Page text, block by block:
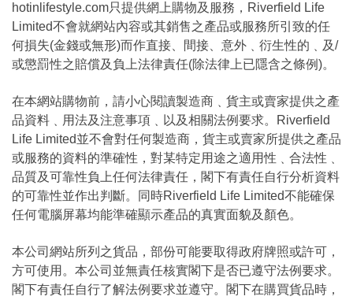
hotinlifestyle.com只提供網上購物及服務，Riverfield Life
Limited不會就網站內容或其銷售之產品或服務所引致的任
何損失(金錢或無形)而作直接、間接、意外﹑衍生性的﹑及/
或懲罰性之賠償及負上法律責任(除法律上已隱含之條例)。
在本網站購物前，請小心閱讀製造商﹑貨主或賣家提供之產
品資料﹑用法及注意事項﹑以及相關法例要求。Riverfield
Life Limited並不會對任何製造商，貨主或賣家所提供之產品
或服務的資料的準確性，對某特定用途之適用性﹑合法性﹑
品質及可靠性負上任何法律責任，閣下有責任自行分析資料
的可靠性並作出判斷。同時Riverfield Life Limited不能確保
任何電腦屏幕均能準確顯示產品的真實面貌及顏色。
本公司網站所列之貨品，部份可能要取得政府牌照或許可，
方可使用。本公司並無責任核實閣下是否已遵守法例要求。
閣下有責任自行了解法例要求並遵守。閣下在購買貨品時，